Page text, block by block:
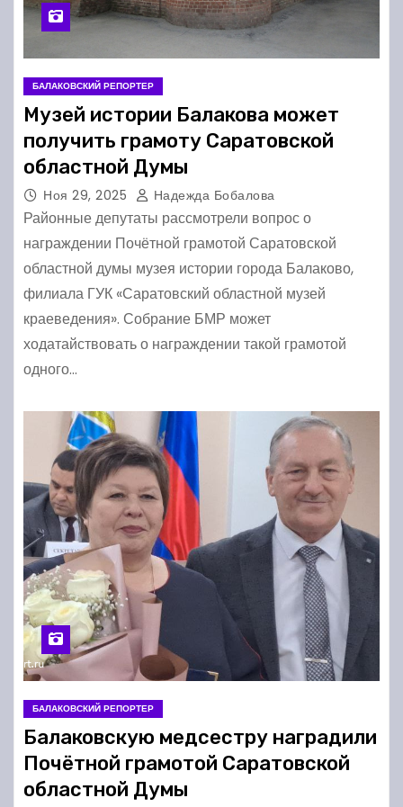
БАЛАКОВСКИЙ РЕПОРТЕР
Музей истории Балакова может
получить грамоту Саратовской
областной Думы
Ноя 29, 2025 Надежда Бобалова
Районные депутаты рассмотрели вопрос о
награждении Почётной грамотой Саратовской
областной думы музея истории города Балаково,
филиала ГУК «Саратовский областной музей
краеведения». Собрание БМР может
ходатайствовать о награждении такой грамотой
одного…
БАЛАКОВСКИЙ РЕПОРТЕР
Балаковскую медсестру наградили
Почётной грамотой Саратовской
областной Думы